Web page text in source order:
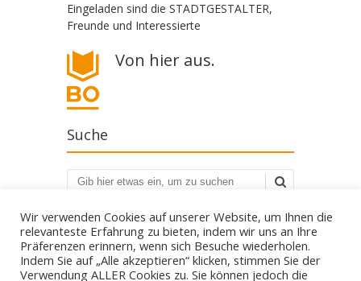
Eingeladen sind die STADTGESTALTER,
Freunde und Interessierte
Von hier aus.
Suche
Suchen
Wir verwenden Cookies auf unserer Website, um Ihnen die
relevanteste Erfahrung zu bieten, indem wir uns an Ihre
Präferenzen erinnern, wenn sich Besuche wiederholen.
Indem Sie auf „Alle akzeptieren“ klicken, stimmen Sie der
Verwendung ALLER Cookies zu. Sie können jedoch die